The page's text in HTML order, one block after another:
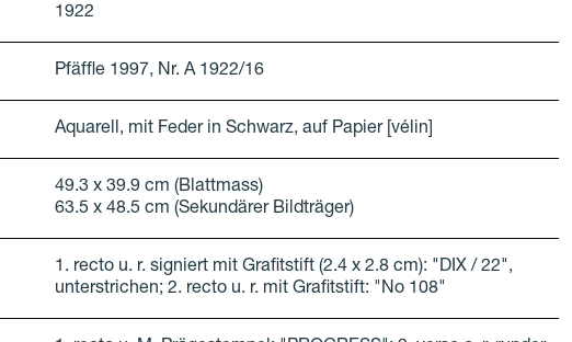
1922
Pfäffle 1997, Nr. A 1922/16
Aquarell, mit Feder in Schwarz, auf Papier [vélin]
49.3 x 39.9 cm (Blattmass)
63.5 x 48.5 cm (Sekundärer Bildträger)
1. recto u. r. signiert mit Grafitstift (2.4 x 2.8 cm): "DIX / 22",
unterstrichen; 2. recto u. r. mit Grafitstift: "No 108"